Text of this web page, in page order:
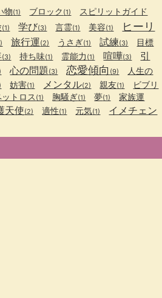
物(1) ブロック (1) スピリットガイド
(1) 学び(3) 言霊(1) 美容(1)
ヒーリ
旅行運(2) うさぎ(1) 試練(3) 目標
(3) 持ち味(1) 霊能力 (1) 喧嘩(3)
引
心の問題 (3) 恋愛傾向 (9)
人生の
妨害(1) メンタル(2) 親友(1)
ビブリ
ットロス (1) 胸騒ぎ(1) 夢(1) 家族運
天使(2) 適性(1) 元気(1) イメチェン